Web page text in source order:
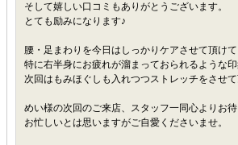
そして嬉しい口コミもありがとうございます。
とても励みになります♪
腰・足まわりを今日はしっかりケアさせて頂けて
特に右半身にお疲れが溜まっておられるような印
次回はもみほぐしも入れつつストレッチをさせ
めい様の次回のご来店、スタッフ一同心よりお待
お忙しいとは思いますがご自愛くださいませ。